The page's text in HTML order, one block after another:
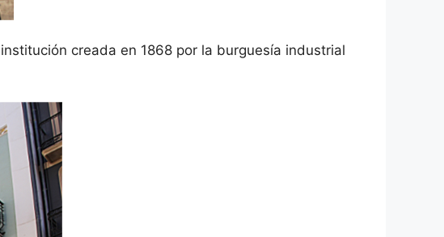
creada en 1868 por la burguesía industrial